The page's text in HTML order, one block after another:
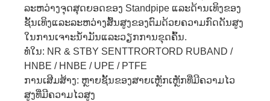
ລະຫວ່າງຈຸດສຸດຍອດຂອງ Standpipe ແລະດ້ານເທິງຂອງ
ຊັ້ນເທິງແລະລະຫວ່າງສົ້ນສູງຂອງຕົມດ້ວຍຄວາມກົດດັນສູງ
ໃນການເຈາະນ້ໍາມັນແລະວຽກການຂຸດຄົ້ນ.
ທໍ່ໃນ: NR & STBY SENTTRORTORD RUBAND /
HNBE / HNBE / UPE / PTFE
ການເສີມສ້າງ: ຫຼາຍຊັ້ນຂອງສາຍເຫຼັກເຫຼັກທີ່ມີຄວາມໄວ
ສູງທີ່ມີຄວາມໄວສູງ